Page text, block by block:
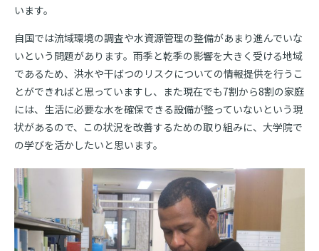
います。
自国では流域環境の調査や水資源管理の整備があまり進んでいな
いという問題があります。雨季と乾季の影響を大きく受ける地域
であるため、洪水や干ばつのリスクについての情報提供を行うこ
とができればと思っていますし、また現在でも7割から8割の家庭
には、生活に必要な水を確保できる設備が整っていないという現
状があるので、この状況を改善するための取り組みに、大学院で
の学びを活かしたいと思います。